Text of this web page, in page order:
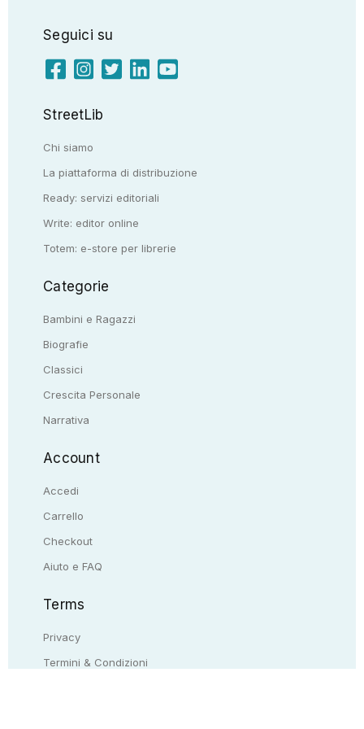
Seguici su
StreetLib
Chi siamo
La piattaforma di distribuzione
Ready: servizi editoriali
Write: editor online
Totem: e-store per librerie
Categorie
Bambini e Ragazzi
Biografie
Classici
Crescita Personale
Narrativa
Account
Accedi
Carrello
Checkout
Aiuto e FAQ
Terms
Privacy
Termini & Condizioni